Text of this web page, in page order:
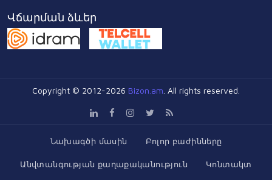
Վճարման ձևեր
Copyright © 2012-2026 Bizon.am . All rights reserved.
Նախագծի մասին Բոլոր բաժինները
Անվտանգության քաղաքականություն Կոնտակտ